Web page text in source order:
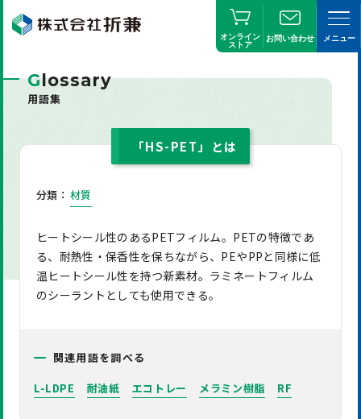
オンライン
ストア
お問い合わせ メニュー
Glossary
用語集
「HS-PET」とは
分類： 材質
ヒートシール性のあるPETフィルム。PETの特徴であ
る、耐熱性・保香性を保ちながら、PEやPPと同様に低
温ヒートシール性を持つ新素材。ラミネートフィルム
のシーラントとしても使用できる。
関連用語を調べる
L-LDPE
耐油紙 エコトレー メラミン樹脂 RF